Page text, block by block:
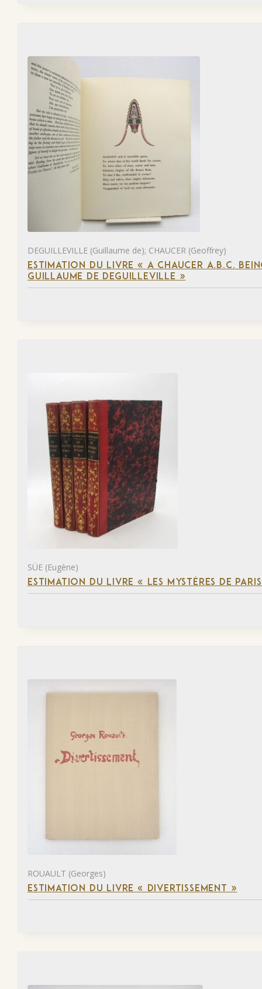
DEGUILLEVILLE (Guillaume de); CHAUCER (Geoffrey)
ESTIMATION DU LIVRE « A CHAUCER A.B.C.
GUILLAUME DE DEGUILLEVILLE »
SÜE (Eugène)
ESTIMATION DU LIVRE « LES MYSTÈRES DE
ROUAULT (Georges)
ESTIMATION DU LIVRE « DIVERTISSEMENT »